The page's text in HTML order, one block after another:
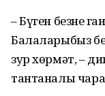
– Бүген безнең
Балаларыбыз
зур хөрмәт, –
тантаналы